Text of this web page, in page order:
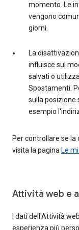
momento. Le
vengono
giorni.
La
influisce sul
salvati o
Spostamenti.
sulla posizione
esempio
Per controllare se la
visita la pagina Le
Attività web e
I dati dell'Attività
esperienza più